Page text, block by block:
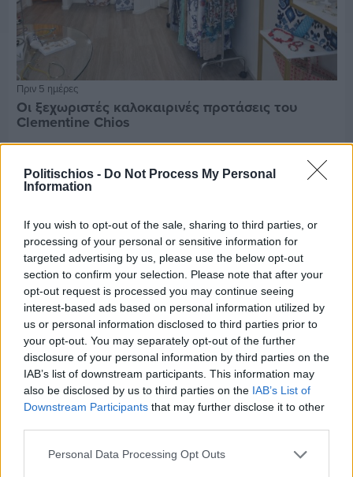
Politischios - Do Not Process My Personal
Information
If you wish to opt-out of the sale, sharing to third parties, or
processing of your personal or sensitive information for
targeted advertising by us, please use the below opt-out
section to confirm your selection. Please note that after your
opt-out request is processed you may continue seeing
interest-based ads based on personal information utilized by
us or personal information disclosed to third parties prior to
your opt-out. You may separately opt-out of the further
disclosure of your personal information by third parties on the
IAB’s list of downstream participants. This information may
also be disclosed by us to third parties on the IAB’s List of
Downstream Participants that may further disclose it to other
Personal Data Processing Opt Outs
Πριν 5 ημέρες
Οι ξεχωριστές καλοκαιρινές προτάσεις του
Clementine Chios
Πριν 5 ημέρες
Παραμονή Δεκαπενταύγουστου με μεγάλο
πανηγύρι στη Σιδηρούντα